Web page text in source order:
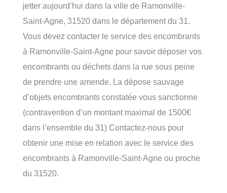
jetter aujourd’hui dans la ville de Ramonville-
Saint-Agne, 31520 dans le département du 31.
Vous devez contacter le service des encombrants
à Ramonville-Saint-Agne pour savoir déposer vos
encombrants ou déchets dans la rue sous peine
de prendre une amende. La dépose sauvage
d’objets encombrants constatée vous sanctionne
(contravention d’un montant maximal de 1500€
dans l’ensemble du 31) Contactez-nous pour
obtenir une mise en relation avec le service des
encombrants à Ramonville-Saint-Agne ou proche
du 31520.